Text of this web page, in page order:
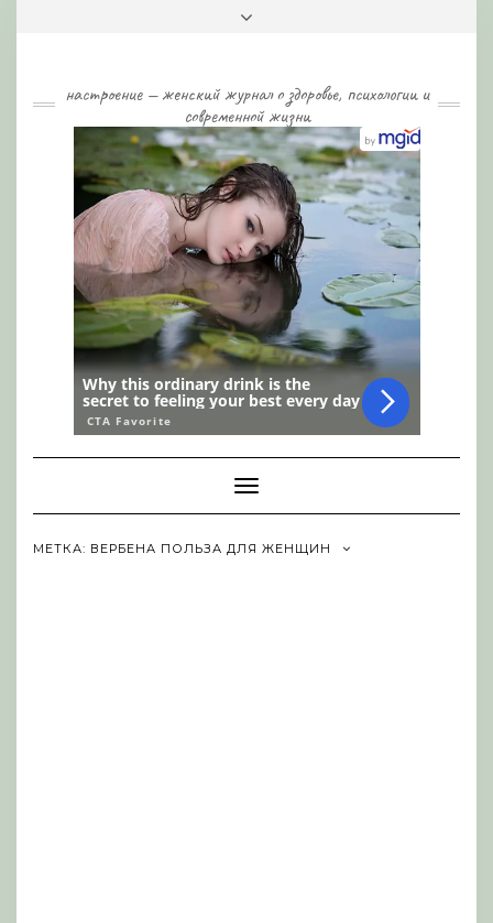
настроение — женский журнал о здоровье, психологии и
современной жизни
Toggle
Navigation
МЕТКА: ВЕРБЕНА ПОЛЬЗА ДЛЯ ЖЕНЩИН